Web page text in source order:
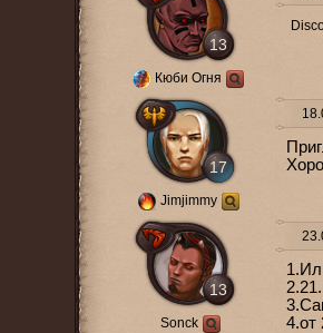
13
Кюби Огня
17
Jimjimmy
13
Sonck
2.21.
4.от